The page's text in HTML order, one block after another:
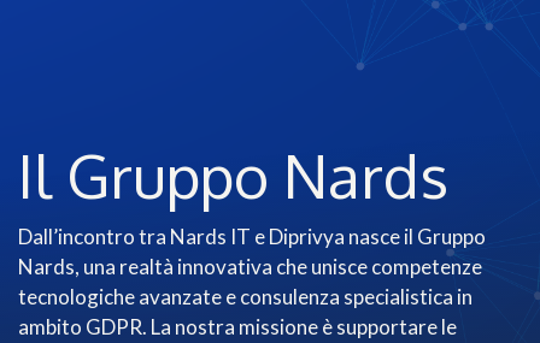
Il Gruppo Nards
Dall’incontro tra Nards IT e Diprivya nasce il Gruppo
Nards, una realtà innovativa che unisce competenze
tecnologiche avanzate e consulenza specialistica in
ambito GDPR. La nostra missione è supportare le